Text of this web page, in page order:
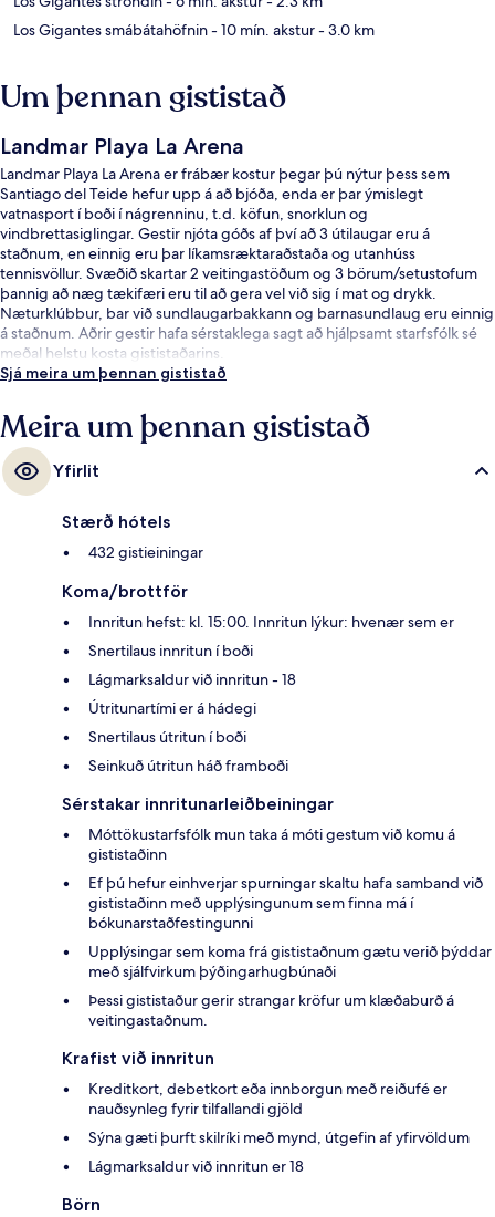
Los Gigantes smábátahöfnin- 10 mín. akstur- 3.0 km
Um þennan gististað
Landmar Playa La Arena
Landmar Playa La Arena er frábær kostur þegar þú nýtur þess sem
Santiago del Teide hefur upp á að bjóða, enda er þar ýmislegt
vatnasport í boði í nágrenninu, t.d. köfun, snorklun og
vindbrettasiglingar. Gestir njóta góðs af því að 3 útilaugar eru á
staðnum, en einnig eru þar líkamsræktaraðstaða og utanhúss
tennisvöllur. Svæðið skartar 2 veitingastöðum og 3 börum/setustofum
þannig að næg tækifæri eru til að gera vel við sig í mat og drykk.
Næturklúbbur, bar við sundlaugarbakkann og barnasundlaug eru einnig
á staðnum. Aðrir gestir hafa sérstaklega sagt að hjálpsamt starfsfólk sé
meðal helstu kosta gististaðarins.
Sjá meira um þennan gististað
Meira um þennan gististað
Yfirlit
Stærð hótels
432 gistieiningar
Koma/brottför
Innritun hefst: kl. 15:00. Innritun lýkur: hvenær sem er
Snertilaus innritun í boði
Lágmarksaldur við innritun - 18
Útritunartími er á hádegi
Snertilaus útritun í boði
Seinkuð útritun háð framboði
Sérstakar innritunarleiðbeiningar
Móttökustarfsfólk mun taka á móti gestum við komu á
gististaðinn
Ef þú hefur einhverjar spurningar skaltu hafa samband við
gististaðinn með upplýsingunum sem finna má í
bókunarstaðfestingunni
Upplýsingar sem koma frá gististaðnum gætu verið þýddar
með sjálfvirkum þýðingarhugbúnaði
Þessi gististaður gerir strangar kröfur um klæðaburð á
veitingastaðnum.
Krafist við innritun
Kreditkort, debetkort eða innborgun með reiðufé er
nauðsynleg fyrir tilfallandi gjöld
Sýna gæti þurft skilríki með mynd, útgefin af yfirvöldum
Lágmarksaldur við innritun er 18
Börn